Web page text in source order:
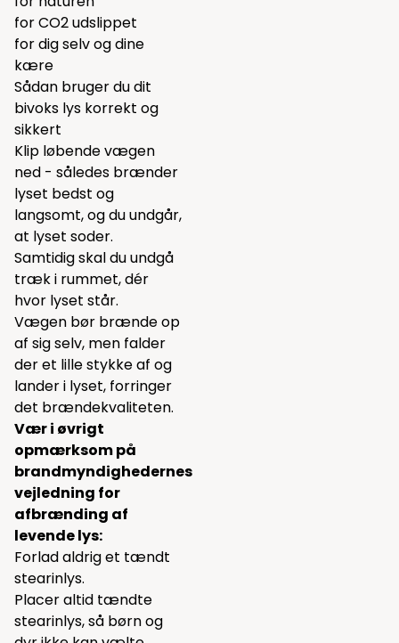
for CO2 udslippet
for dig selv og dine
kære
Sådan bruger du dit
bivoks lys korrekt og
sikkert
Klip løbende vægen
ned - således brænder
lyset bedst og
langsomt, og du undgår,
at lyset soder.
Samtidig skal du undgå
træk i rummet, dér
hvor lyset står.
Vægen bør brænde op
af sig selv, men falder
der et lille stykke af og
lander i lyset, forringer
det brændekvaliteten.
Vær i øvrigt
opmærksom på
brandmyndighedernes
vejledning for
afbrænding af
levende lys:
Forlad aldrig et tændt
stearinlys.
Placer altid tændte
stearinlys, så børn og